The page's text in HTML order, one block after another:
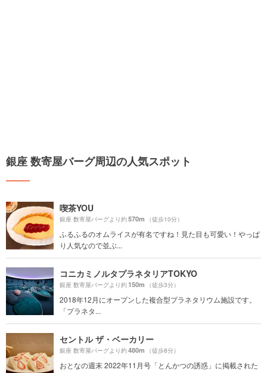
銀座 数寄屋バーグ周辺の人気スポット
喫茶YOU
銀座 数寄屋バーグより約570m （徒歩10分）
ふるふるのオムライスが有名ですね！見た目も可愛い！やっぱ
り人気なので並ぶ...
コニカミノルタプラネタリアTOKYO
銀座 数寄屋バーグより約150m （徒歩3分）
2018年12月にオープンした複合型プラネタリウム施設です。
「プラネタ...
セントル ザ・ベーカリー
銀座 数寄屋バーグより約480m （徒歩8分）
おとなの週末 2022年11月号「とんかつの誘惑」に掲載された